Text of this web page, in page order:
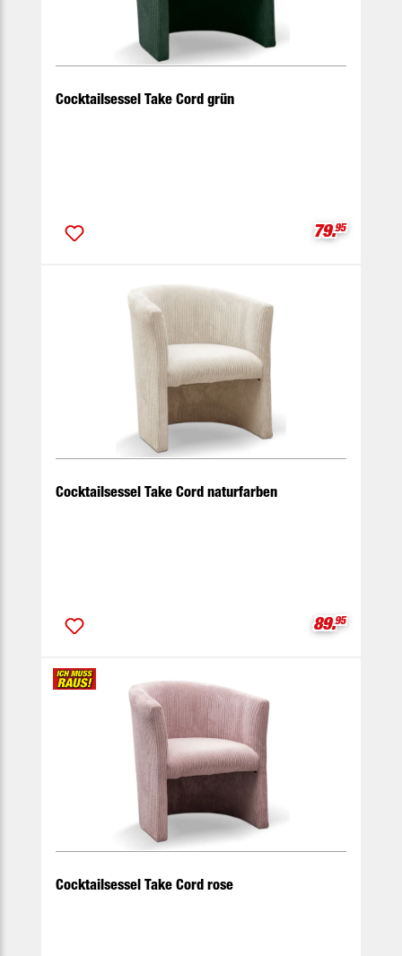
Cocktailsessel Take Cord grün
79.95
Cocktailsessel Take Cord naturfarben
89.95
Cocktailsessel Take Cord rose